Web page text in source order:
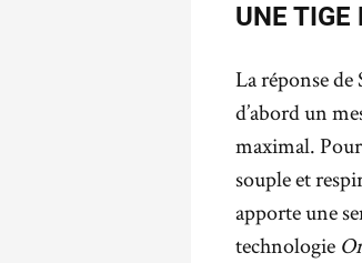
UNE TIGE
La réponse
d’abord un
maximal.
souple et
apporte une
technologie